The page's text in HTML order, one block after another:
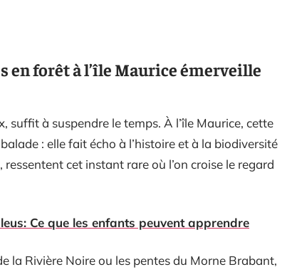
en forêt à l’île Maurice émerveille
suffit à suspendre le temps. À l’île Maurice, cette
: elle fait écho à l’histoire et à la biodiversité
ressentent cet instant rare où l’on croise le regard
Ce que les enfants peuvent apprendre
la Rivière Noire ou les pentes du Morne Brabant,